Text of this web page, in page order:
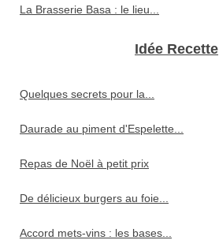
La Brasserie Basa : le lieu...
Idée Recette
Quelques secrets pour la...
Daurade au piment d'Espelette...
Repas de Noël à petit prix
De délicieux burgers au foie...
Accord mets-vins : les bases...